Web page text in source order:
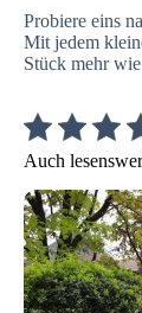
Probiere eins
Mit jedem
Stück mehr
Auch